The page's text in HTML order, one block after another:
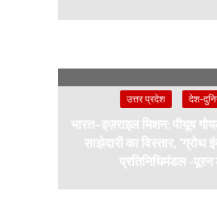
उत्तर प्रदेश देश-
भारत–इज़राइल मिशन: पीयूष
साझेदारी का विस्तार, ‘ग्रोथ
प्रतिनिधिमंडल -पूरन